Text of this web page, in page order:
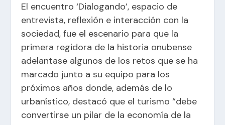
El encuentro ‘Dialogando’, espacio de
entrevista, reflexión e interacción con la
sociedad, fue el escenario para que la
primera regidora de la historia onubense
adelantase algunos de los retos que se ha
marcado junto a su equipo para los
próximos años donde, además de lo
urbanístico, destacó que el turismo “debe
convertirse un pilar de la economía de la